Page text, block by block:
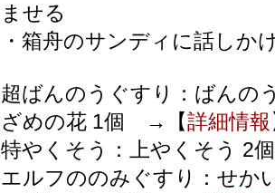
ませる
・箱舟のサンディに話しか
超ばんのうぐすり：ばんの
ざめの花 1個 →【詳細情報
特やくそう：上やくそう
エルフののみぐすり：せか